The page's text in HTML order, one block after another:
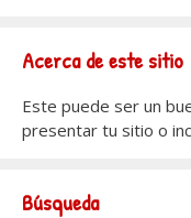
Acerca de este sitio
Este puede ser un
presentar tu sitio o
Búsqueda